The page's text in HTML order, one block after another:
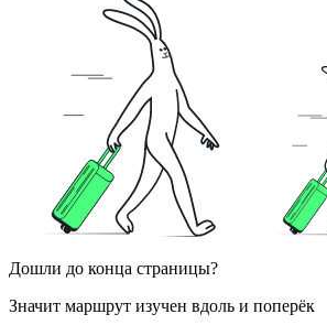
Дошли до конца страницы?
Значит маршрут изучен вдоль и поперёк